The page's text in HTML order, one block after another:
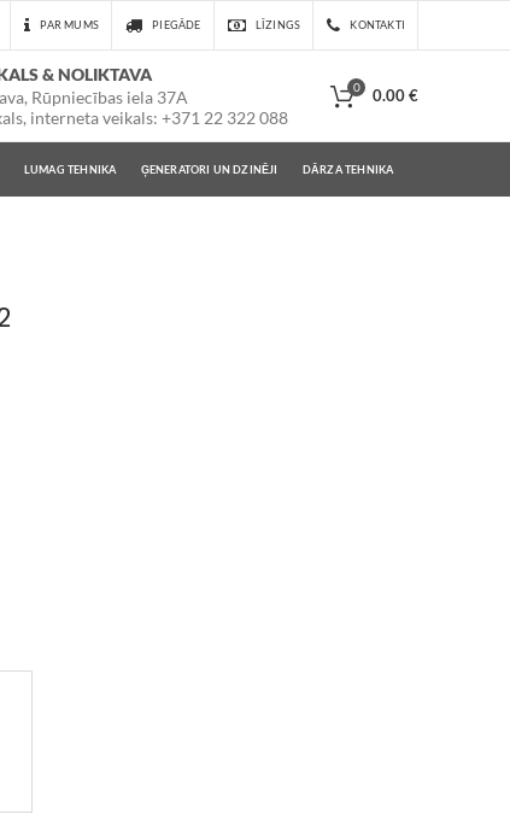
PAR MUMS PIEGĀDE LĪZINGS KONTAKTI
& NOLIKTAVA
Rūpniecības iela 37A
interneta veikals: +371 22 322 088
0 0.00€
LUMAG TEHNIKA ĢENERATORI UN DZINĒJI DĀRZA TEHNIKA